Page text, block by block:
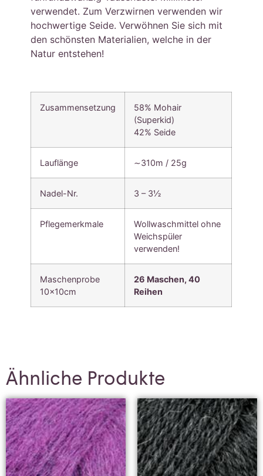
verwendet. Zum Verzwirnen verwenden wir
hochwertige Seide. Verwöhnen Sie sich mit
den schönsten Materialien, welche in der
Natur entstehen!
Zusammensetzung
58% Mohair
(Superkid)
42% Seide
Lauflänge ∼310m / 25g
Nadel-Nr. 3 – 3½
Pflegemerkmale
Wollwaschmittel ohne
Weichspüler
verwenden!
Maschenprobe
10x10cm
26 Maschen,40
Reihen
Ähnliche Produkte